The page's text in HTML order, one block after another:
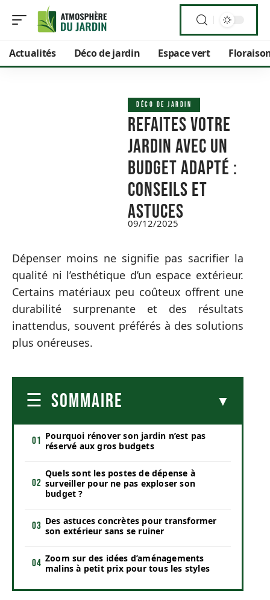
Actualités Déco de jardin Espace vert
DÉCO DE JARDIN
Refaites votre
jardin avec un
budget adapté :
conseils et
astuces
09/12/2025
Dépenser moins ne signifie pas sacrifier la
qualité ni l’esthétique d’un espace extérieur.
Certains matériaux peu coûteux offrent une
durabilité surprenante et des résultats
inattendus, souvent préférés à des solutions
plus onéreuses.
SOMMAIRE
Pourquoi rénover son jardin n’est pas
réservé aux gros budgets
Quels sont les postes de dépense à
surveiller pour ne pas exploser son
budget ?
Des astuces concrètes pour transformer
son extérieur sans se ruiner
Zoom sur des idées d’aménagements
malins à petit prix pour tous les styles